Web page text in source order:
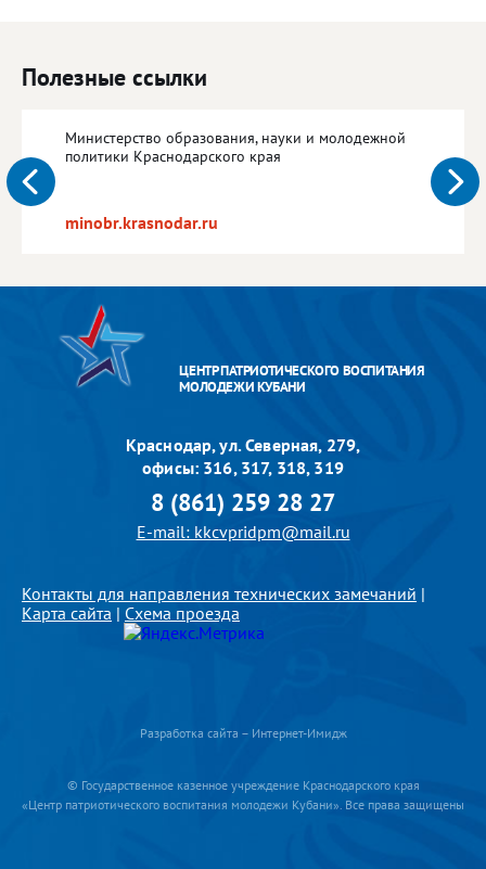
Полезные ссылки
Министерство образования, науки и молодежной
политики Краснодарского края
minobr.krasnodar.ru
ЦЕНТР ПАТРИОТИЧЕСКОГО ВОСПИТАНИЯ
МОЛОДЕЖИ КУБАНИ
Краснодар, ул. Северная, 279,
офисы: 316, 317, 318, 319
8 (861) 259 28 27
E-mail: kkcvpridpm@mail.ru
Контакты для направления технических замечаний |
Карта сайта | Схема проезда
© Государственное казенное учреждение Краснодарского края
«Центр патриотического воспитания молодежи Кубани». Все права защищены
Разработка сайта – Интернет-Имидж